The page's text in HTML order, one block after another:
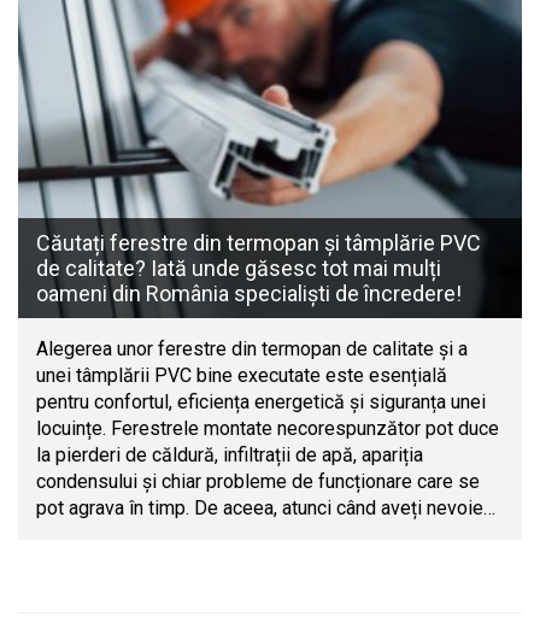
Căutați ferestre din termopan și tâmplărie PVC
de calitate? Iată unde găsesc tot mai mulți
oameni din România specialiști de încredere!
Alegerea unor ferestre din termopan de calitate și a
unei tâmplării PVC bine executate este esențială
pentru confortul, eficiența energetică și siguranța unei
locuințe. Ferestrele montate necorespunzător pot duce
la pierderi de căldură, infiltrații de apă, apariția
condensului și chiar probleme de funcționare care se
pot agrava în timp. De aceea, atunci când aveți nevoie…